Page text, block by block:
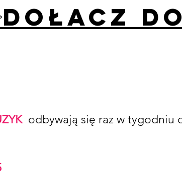
odbywają się raz w tygodniu